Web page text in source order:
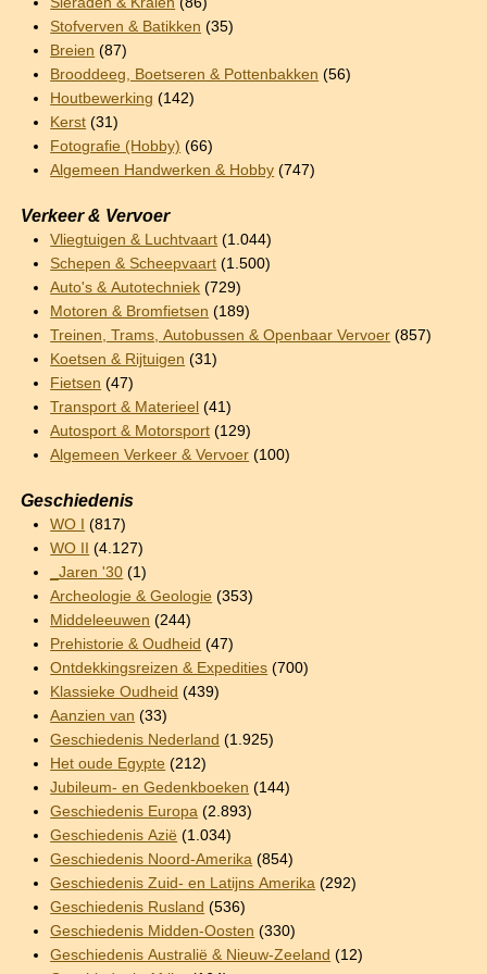
Stofverven & Batikken (35)
Breien (87)
Brooddeeg, Boetseren & Pottenbakken (56)
Houtbewerking (142)
Kerst (31)
Fotografie (Hobby) (66)
Algemeen Handwerken & Hobby (747)
Verkeer & Vervoer
Vliegtuigen & Luchtvaart (1.044)
Schepen & Scheepvaart (1.500)
Auto's & Autotechniek (729)
Motoren & Bromfietsen (189)
Treinen, Trams, Autobussen & Openbaar Vervoer (857)
Koetsen & Rijtuigen (31)
Fietsen (47)
Transport & Materieel (41)
Autosport & Motorsport (129)
Algemeen Verkeer & Vervoer (100)
Geschiedenis
WO I (817)
WO II (4.127)
_Jaren '30 (1)
Archeologie & Geologie (353)
Middeleeuwen (244)
Prehistorie & Oudheid (47)
Ontdekkingsreizen & Expedities (700)
Klassieke Oudheid (439)
Aanzien van (33)
Geschiedenis Nederland (1.925)
Het oude Egypte (212)
Jubileum- en Gedenkboeken (144)
Geschiedenis Europa (2.893)
Geschiedenis Azië (1.034)
Geschiedenis Noord-Amerika (854)
Geschiedenis Zuid- en Latijns Amerika (292)
Geschiedenis Rusland (536)
Geschiedenis Midden-Oosten (330)
Geschiedenis Australië & Nieuw-Zeeland (12)